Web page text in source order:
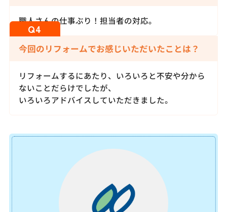
職人さんの仕事ぶり！担当者の対応。
今回のリフォームでお感じいただいたことは？
リフォームするにあたり、いろいろと不安や分から
ないことだらけでしたが、
いろいろアドバイスしていただきました。